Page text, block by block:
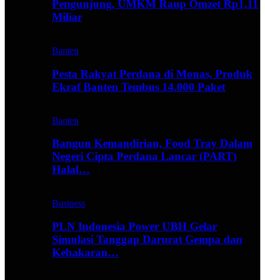
Pengunjung, UMKM Raup Omzet Rp1,11
Miliar
Banten
Pesta Rakyat Perdana di Monas, Produk
Ekraf Banten Tembus 14.000 Paket
Banten
Bangun Kemandirian, Food Tray Dalam
Negeri Cipta Perdana Lancar (PART)
Halal…
Business
PLN Indonesia Power UBH Gelar
Simulasi Tanggap Darurat Gempa dan
Kebakaran…